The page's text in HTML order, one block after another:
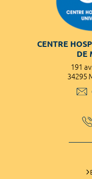
CENTRE
DE
191
34295